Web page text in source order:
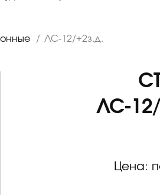
/ ЛС-12/+2з.д.
ЛС-
Цена: